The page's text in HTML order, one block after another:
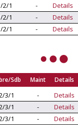
2/1 -
Details
2/1 -
Details
2/1 - Details
Sdb Maint Details
3/1 -
Details
3/1 -
Details
3/1 -
Details